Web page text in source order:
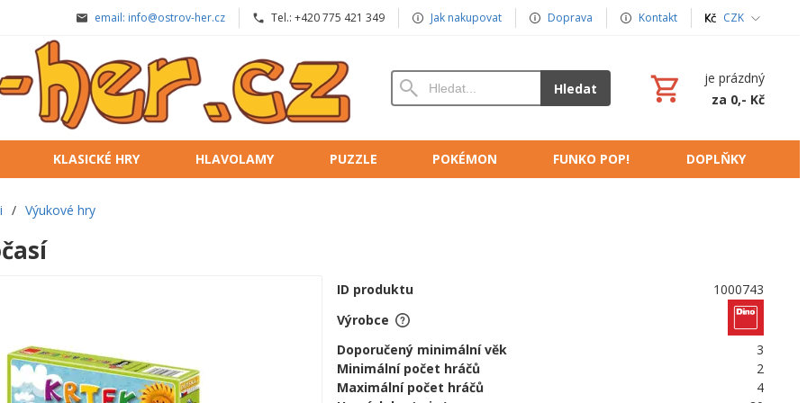
email: info@ostrov-her.cz Tel.: +420 775 421 349 Jak nakupovat Doprava Kontakt CZK
Hledat
je prázdný
za 0,- Kč
KLASICKÉ HRY HLAVOLAMY PUZZLE POKÉMON FUNKO POP! DOPLŇKY
/ Výukové hry
ID produktu
1000743
Výrobce
Doporučený minimální věk
3
Minimální počet hráčů
2
Maximální počet hráčů
4